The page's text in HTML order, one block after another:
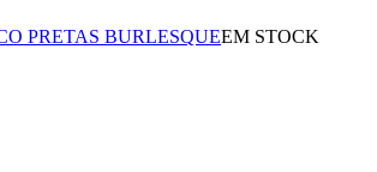
PRETAS BURLESQUEEM STOCK